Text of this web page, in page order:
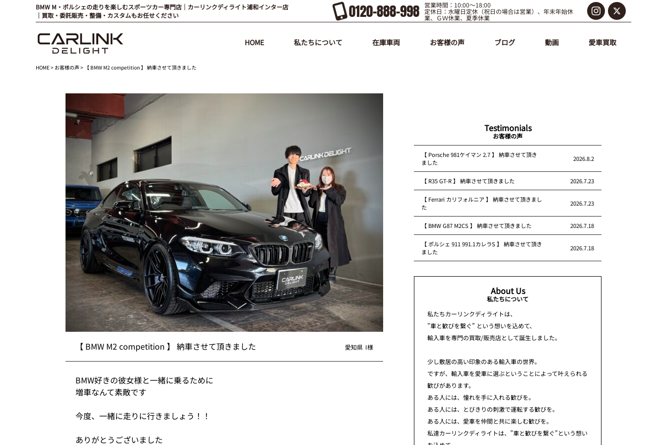
BMW M・ポルシェの走りを楽しむスポーツカー専門店｜カーリンクディライト浦和インター店
｜買取・委託販売・整備・カスタムもお任せください
0120-888-998 営業時間：10:00～18:00
定休日：水曜日定休（祝日の場合は営業）、年末年始休
業、ＧＷ休業、夏季休業
HOME 私たちについて 在庫車両 お客様の声 ブログ 動画 愛車買取
HOME> お客様の声> 【 BMW M2 competition 】 納車させて頂きました
【 BMW M2 competition 】 納車させて頂きました 愛知県 I様
BMW好きの彼女様と一緒に乗るために
増車なんて素敵です
今度、一緒に走りに行きましょう！！
ありがとうございました
Testimonials
お客様の声
【 Porsche 981ケイマン 2.7 】 納車させて頂き
ました
2026.8.2
【 R35 GT-R 】 納車させて頂きました 2026.7.23
【 Ferrari カリフォルニア 】 納車させて頂きまし
た
2026.7.23
【 BMW G87 M2CS 】 納車させて頂きました 2026.7.18
【 ポルシェ 911 991.1カレラS 】 納車させて頂き
ました
2026.7.18
About Us
私たちについて
私たちカーリンクディライトは、
”車と歓びを繋ぐ” という想いを込めて、
輸入車を専門の買取/販売店として誕生しました。
少し敷居の高い印象のある輸入車の世界。
ですが、輸入車を愛車に選ぶということによって叶えられる
歓びがあります。
ある人には、憧れを手に入れる歓びを。
ある人には、とびきりの刺激で運転する歓びを。
ある人には、愛車を仲間と共に楽しむ歓びを。
私達カーリンクディライトは、”車と歓びを繋ぐ”という想い